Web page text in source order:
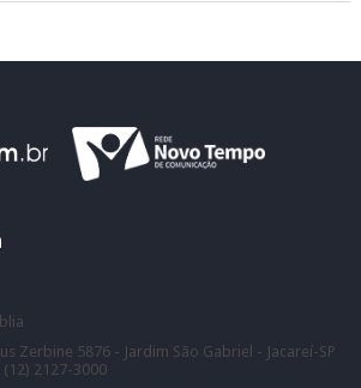
Zerbine 5876 - Jardim São Gabriel - Jacareí-SP
2127-3000